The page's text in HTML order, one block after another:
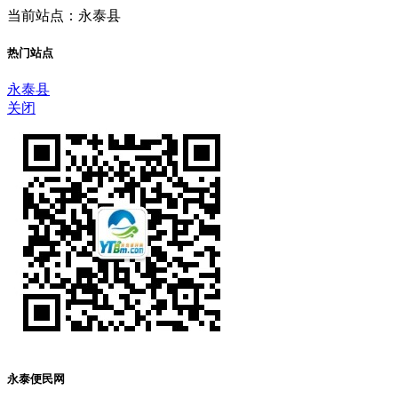
当前站点：永泰县
热门站点
永泰县
关闭
永泰便民网